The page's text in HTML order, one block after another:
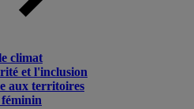
climat
et l'inclusion
aux territoires